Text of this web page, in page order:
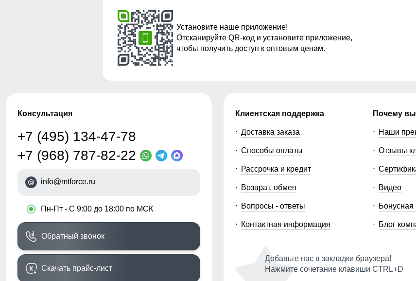
Установите наше приложение!
Отсканируйте QR-код и установите приложение,
чтобы получить доступ к оптовым ценам.
Консультация
+7 (495) 134-47-78
+7 (968) 787-82-22
info@mtforce.ru
• Пн-Пт - С 9:00 до 18:00 по МСК
Обратный звонок
Скачать прайс-лист
Клиентская поддержка
Доставка заказа
Способы оплаты
Рассрочка и кредит
Возврат, обмен
Вопросы - ответы
Контактная информация
Почему
Наши
Отзывы
Видео
Блог
Добавьте нас в закладки браузера!
Нажмите сочетание клавиши CTRL+D